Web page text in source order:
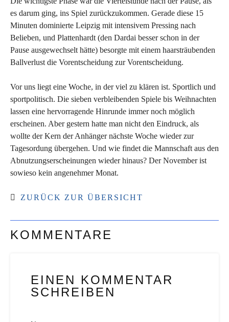
es darum ging, ins Spiel zurückzukommen. Gerade diese 15
Minuten dominierte Leipzig mit intensivem Pressing nach
Belieben, und Plattenhardt (den Dardai besser schon in der
Pause ausgewechselt hätte) besorgte mit einem haarsträubenden
Ballverlust die Vorentscheidung zur Vorentscheidung.
Vor uns liegt eine Woche, in der viel zu klären ist. Sportlich und
sportpolitisch. Die sieben verbleibenden Spiele bis Weihnachten
lassen eine hervorragende Hinrunde immer noch möglich
erscheinen. Aber gestern hatte man nicht den Eindruck, als
wollte der Kern der Anhänger nächste Woche wieder zur
Tagesordung übergehen. Und wie findet die Mannschaft aus den
Abnutzungserscheinungen wieder hinaus? Der November ist
sowieso kein angenehmer Monat.
ZURÜCK ZUR ÜBERSICHT
KOMMENTARE
EINEN KOMMENTAR
SCHREIBEN